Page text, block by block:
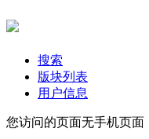
搜索
版块列表
用户信息
您访问的页面无手机页面